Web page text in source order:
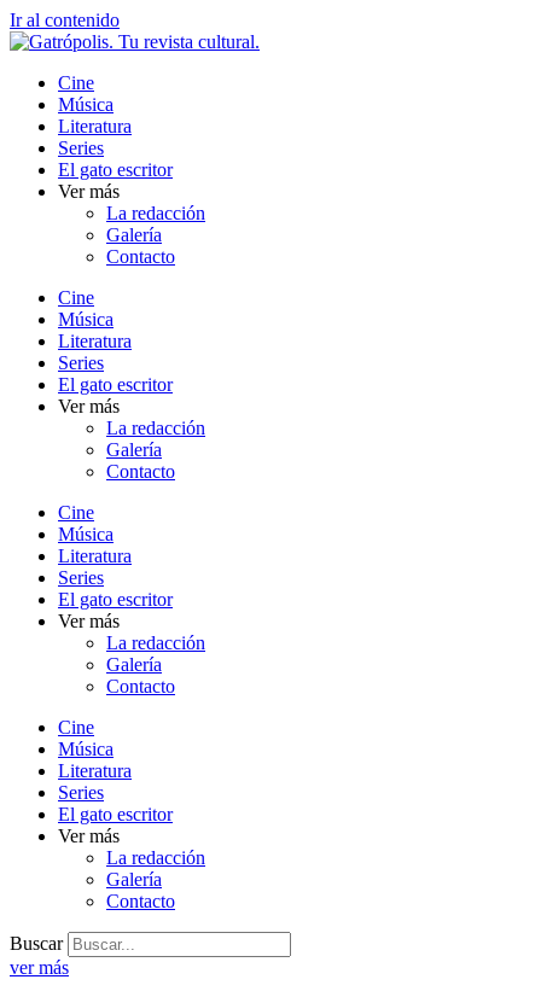
Ir al contenido
Cine
Música
Literatura
Series
El gato escritor
Ver más
La redacción
Galería
Contacto
Cine
Música
Literatura
Series
El gato escritor
Ver más
La redacción
Galería
Contacto
Cine
Música
Literatura
Series
El gato escritor
Ver más
La redacción
Galería
Contacto
Cine
Música
Literatura
Series
El gato escritor
Ver más
La redacción
Galería
Contacto
Buscar
ver más